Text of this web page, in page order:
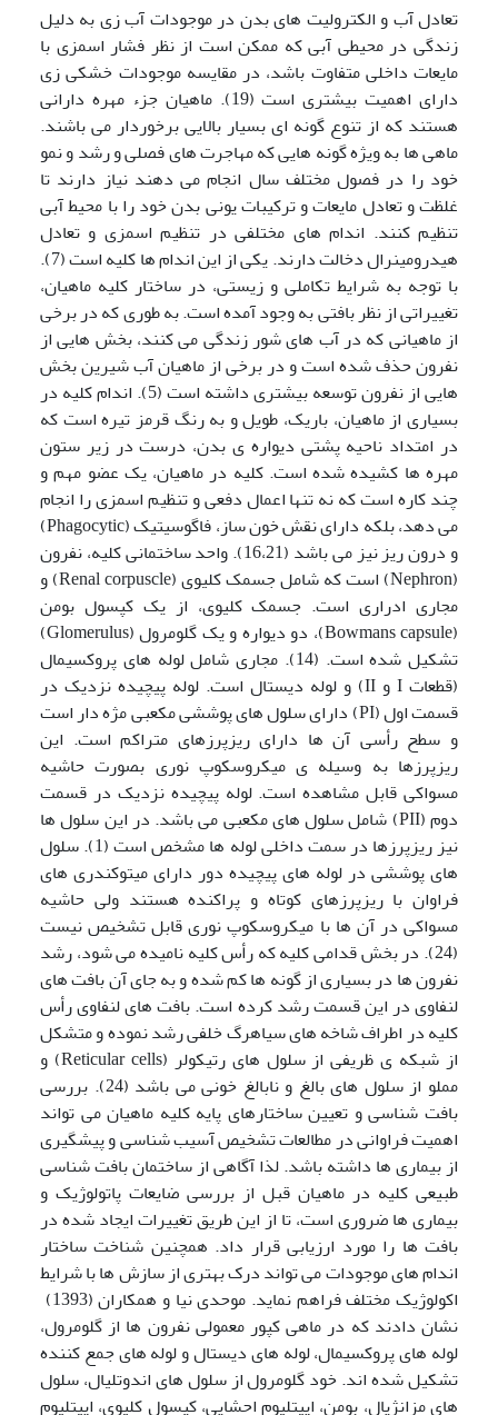
تعادل آب و الکترولیت های بدن در موجودات آب زی به دلیل
زندگی در محیطی آبی که ممکن است از نظر فشار اسمزی با
مایعات داخلی متفاوت باشد، در مقایسه موجودات خشکی زی
دارای اهمیت بیشتری است (19). ماهیان جزء مهره دارانی
هستند که از تنوع گونه ای بسیار بالایی برخوردار می باشند.
ماهی ها به ویژه گونه هایی که مهاجرت های فصلی و رشد و نمو
خود را در فصول مختلف سال انجام می دهند نیاز دارند تا
غلظت و تعادل مایعات و ترکیبات یونی بدن خود را با محیط آبی
تنظیم کنند. اندام های مختلفی در تنظیم اسمزی و تعادل
هیدرومینرال دخالت دارند. یکی از این اندام ها کلیه است (7).
با توجه به شرایط تکاملی و زیستی، در ساختار کلیه ماهیان،
تغییراتی از نظر بافتی به وجود آمده است. به طوری که در برخی
از ماهیانی که در آب های شور زندگی می کنند، بخش هایی از
نفرون حذف شده است و در برخی از ماهیان آب شیرین بخش
هایی از نفرون توسعه بیشتری داشته است (5). اندام کلیه در
بسیاری از ماهیان، باریک، طویل و به رنگ قرمز تیره است که
در امتداد ناحیه پشتی دیواره ی بدن، درست در زیر ستون
مهره ها کشیده شده است. کلیه در ماهیان، یک عضو مهم و
چند کاره است که نه تنها اعمال دفعی و تنظیم اسمزی را انجام
می دهد، بلکه دارای نقش خون ساز، فاگوسیتیک (Phagocytic)
و درون ریز نیز می باشد (16،21). واحد ساختمانی کلیه، نفرون
(Nephron) است که شامل جسمک کلیوی (Renal corpuscle) و
مجاری ادراری است. جسمک کلیوی، از یک کپسول بومن
(Bowmans capsule)، دو دیواره و یک گلومرول (Glomerulus)
تشکیل شده است. (14). مجاری شامل لوله های پروکسیمال
(قطعات I و II) و لوله دیستال است. لوله پیچیده نزدیک در
قسمت اول (PI) دارای سلول های پوششی مکعبی مژه دار است
و سطح رأسی آن ها دارای ریزپرزهای متراکم است. این
ریزپرزها به وسیله ی میکروسکوپ نوری بصورت حاشیه
مسواکی قابل مشاهده است. لوله پیچیده نزدیک در قسمت
دوم (PII) شامل سلول های مکعبی می باشد. در این سلول ها
نیز ریزپرزها در سمت داخلی لوله ها مشخص است (1). سلول
های پوششی در لوله های پیچیده دور دارای میتوکندری های
فراوان با ریزپرزهای کوتاه و پراکنده هستند ولی حاشیه
مسواکی در آن ها با میکروسکوپ نوری قابل تشخیص نیست
(24). در بخش قدامی کلیه که رأس کلیه نامیده می شود، رشد
نفرون ها در بسیاری از گونه ها کم شده و به جای آن بافت های
لنفاوی در این قسمت رشد کرده است. بافت های لنفاوی رأس
کلیه در اطراف شاخه های سیاهرگ خلفی رشد نموده و متشکل
از شبکه ی ظریفی از سلول های رتیکولر (Reticular cells) و
مملو از سلول های بالغ و نابالغ خونی می باشد (24). بررسی
بافت شناسی و تعیین ساختارهای پایه کلیه ماهیان می تواند
اهمیت فراوانی در مطالعات تشخیص آسیب شناسی و پیشگیری
از بیماری ها داشته باشد. لذا آگاهی از ساختمان بافت شناسی
طبیعی کلیه در ماهیان قبل از بررسی ضایعات پاتولوژیک و
بیماری ها ضروری است، تا از این طریق تغییرات ایجاد شده در
بافت ها را مورد ارزیابی قرار داد. همچنین شناخت ساختار
اندام های موجودات می تواند درک بهتری از سازش ها با شرایط
اکولوژیک مختلف فراهم نماید. موحدی نیا و همکاران (1393)
نشان دادند که در ماهی کپور معمولی نفرون ها از گلومرول،
لوله های پروکسیمال، لوله های دیستال و لوله های جمع کننده
تشکیل شده اند. خود گلومرول از سلول های اندوتلیال، سلول
های مزانژیال، بومن، اپیتلیوم احشایی، کپسول کلیوی، اپیتلیوم